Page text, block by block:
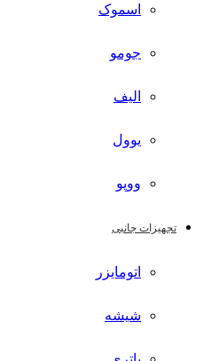
اسموک
جومو
الیف
یوول
ووپو
تجهیزات جانبی
اتومایزر
شیشه